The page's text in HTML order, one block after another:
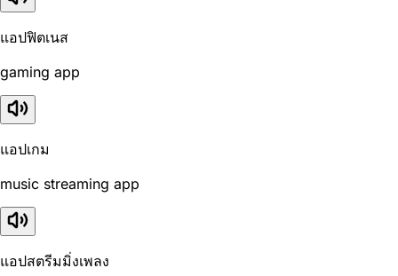
แอปฟิตเนส
gaming app
แอปเกม
music streaming app
แอปสตรีมมิ่งเพลง